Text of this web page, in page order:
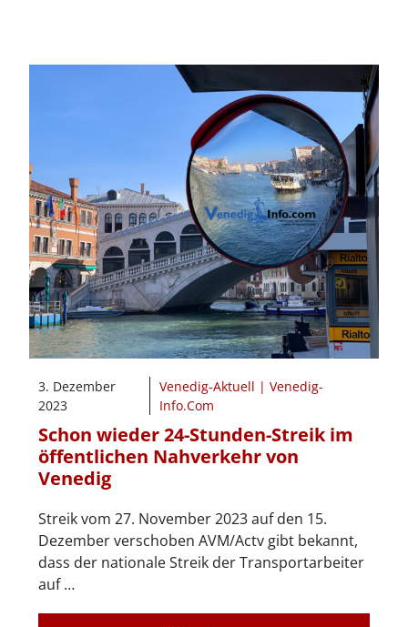
3. Dezember
2023
Venedig-Aktuell | Venedig-
Info.Com
Schon wieder 24-Stunden-Streik im
öffentlichen Nahverkehr von
Venedig
Streik vom 27. November 2023 auf den 15.
Dezember verschoben AVM/Actv gibt bekannt,
dass der nationale Streik der Transportarbeiter
auf …